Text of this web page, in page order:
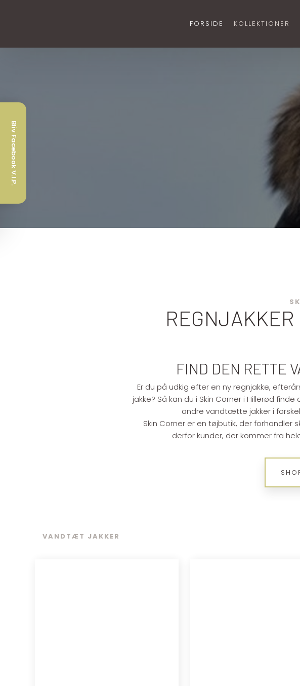
FORSIDE KOLLEKTIONER
FIND DEN RETTE
Er du på udkig efter en ny regnjakke,
jakke? Så kan du i Skin Corner i Hillerød
andre vandtætte jakker i
Skin Corner er en tøjbutik, der forhandler
derfor kunder, der kommer fra
VANDTÆT JAKKER
Bliv Facebook V.I.P.